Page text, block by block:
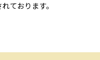
ております。